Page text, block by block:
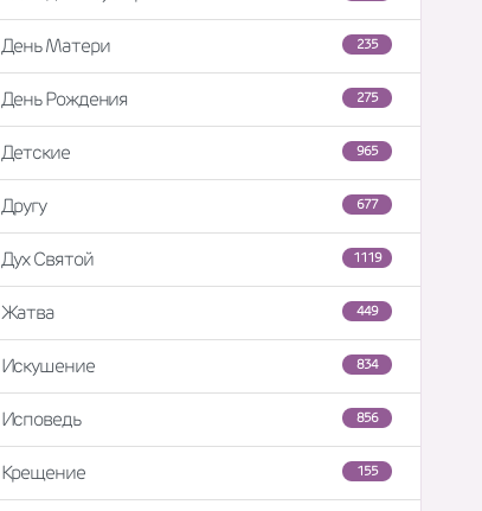
235
День Матери
275
День Рождения
965
Детские
677
Другу
1119
Дух Святой
449
Жатва
834
Искушение
856
Исповедь
155
Крещение